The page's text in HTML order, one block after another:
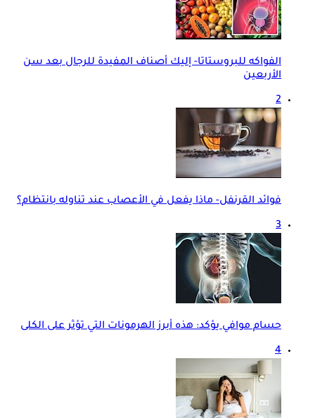
الفواكه للبروستاتا- إليك أصناف المفيدة للرجال بعد سن
الأربعين
2
فوائد القرنفل- ماذا يفعل في الأعصاب عند تناوله بانتظام؟
3
حسام موافي يؤكد: هذه أبرز الهرمونات التي تؤثر على الكلى
4